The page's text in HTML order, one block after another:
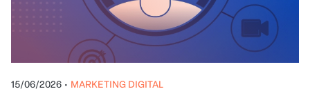
15/06/2026 • MARKETING DIGITAL